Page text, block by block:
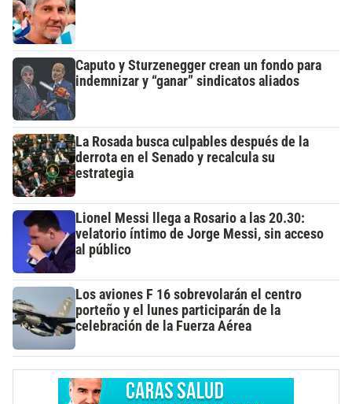
Caputo y Sturzenegger crean un fondo para
indemnizar y “ganar” sindicatos aliados
La Rosada busca culpables después de la
derrota en el Senado y recalcula su
estrategia
Lionel Messi llega a Rosario a las 20.30:
velatorio íntimo de Jorge Messi, sin acceso
al público
Los aviones F 16 sobrevolarán el centro
porteño y el lunes participarán de la
celebración de la Fuerza Aérea